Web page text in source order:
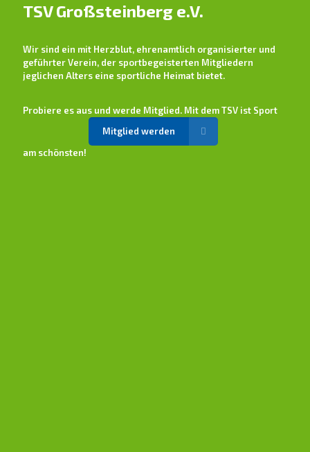
TSV Großsteinberg e.V.
Wir sind ein mit Herzblut, ehrenamtlich organisierter und
geführter Verein, der sportbegeisterten Mitgliedern
jeglichen Alters eine sportliche Heimat bietet.
Probiere es aus und werde Mitglied. Mit dem TSV ist Sport
am schönsten!
Mitglied werden